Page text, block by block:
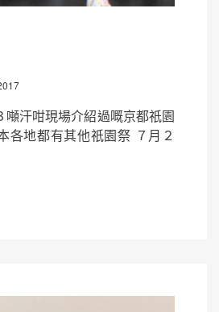
噸汗咁現場介紹過嘅京都祇園
各地都有其他祇園祭 ７月２